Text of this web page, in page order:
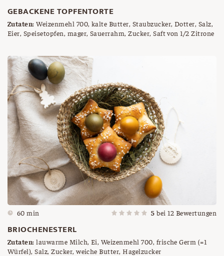
GEBACKENE TOPFENTORTE
Zutaten: Weizenmehl 700, kalte Butter, Staubzucker, Dotter, Salz,
Eier, Speisetopfen, mager, Sauerrahm, Zucker, Saft von 1/2 Zitrone
60 min 5 bei12 Bewertungen
BRIOCHENESTERL
Zutaten: lauwarme Milch, Ei, Weizenmehl 700, frische Germ (=1
Würfel), Salz, Zucker, weiche Butter, Hagelzucker